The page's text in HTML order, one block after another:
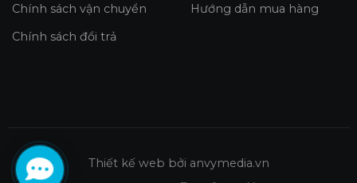
Chính sách vận chuyển
Chính sách đổi trả
Hướng dẫn mua hàng
Thiết kế web bởi anvymedia.vn